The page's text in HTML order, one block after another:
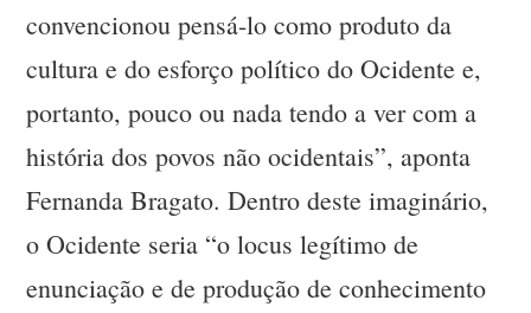
convencionou pensá-lo como produto da
cultura e do esforço político do Ocidente e,
portanto, pouco ou nada tendo a ver com a
história dos povos não ocidentais”, aponta
Fernanda Bragato. Dentro deste imaginário,
o Ocidente seria “o locus legítimo de
enunciação e de produção de conhecimento